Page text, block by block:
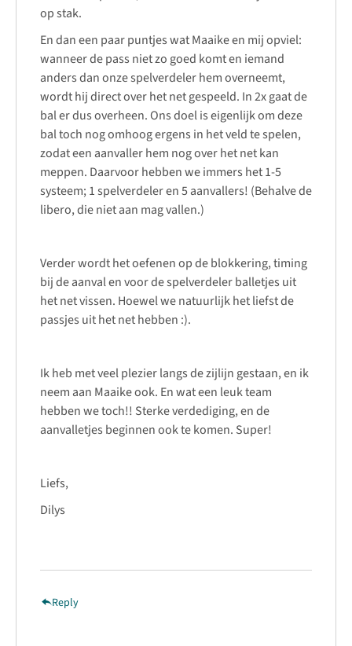
op stak.
En dan een paar puntjes wat Maaike en mij opviel:
wanneer de pass niet zo goed komt en iemand
anders dan onze spelverdeler hem overneemt,
wordt hij direct over het net gespeeld. In 2x gaat de
bal er dus overheen. Ons doel is eigenlijk om deze
bal toch nog omhoog ergens in het veld te spelen,
zodat een aanvaller hem nog over het net kan
meppen. Daarvoor hebben we immers het 1-5
systeem; 1 spelverdeler en 5 aanvallers! (Behalve de
libero, die niet aan mag vallen.)
Verder wordt het oefenen op de blokkering, timing
bij de aanval en voor de spelverdeler balletjes uit
het net vissen. Hoewel we natuurlijk het liefst de
passjes uit het net hebben :).
Ik heb met veel plezier langs de zijlijn gestaan, en ik
neem aan Maaike ook. En wat een leuk team
hebben we toch!! Sterke verdediging, en de
aanvalletjes beginnen ook te komen. Super!
Liefs,
Dilys
Reply